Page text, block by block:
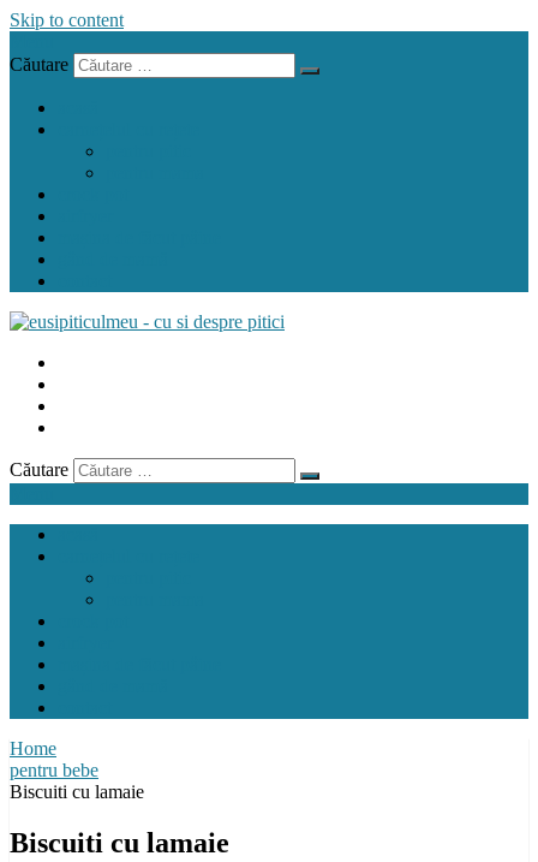
Skip to content
Căutare
Căutare
Home
pentru bebe
Biscuiti cu lamaie
Biscuiti cu lamaie